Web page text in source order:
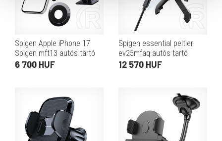
Spigen Apple iPhone 17
Spigen mft13 autós tartó
(szellőzőre, műszerfalra,
6 700 HUF
Spigen essential peltier
ev25mfaq autós tartó
(szellőzőre, állítható, 15w,
12 570 HUF